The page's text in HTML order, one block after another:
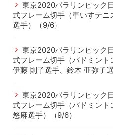
東京2020パラリンピック
式フレーム切手（車いすテ
選手）（9/6）
東京2020パラリンピック
式フレーム切手（バドミン
伊藤 則子選手、鈴木 亜弥子
東京2020パラリンピック
式フレーム切手（バドミン
悠麻選手）（9/6）